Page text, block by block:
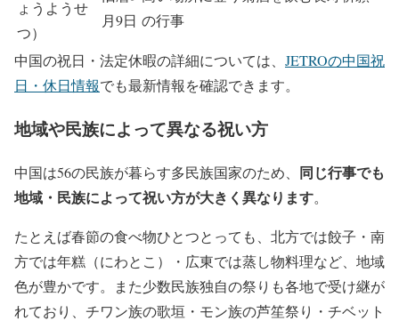
ょうようせ
つ）
月9日 の行事
中国の祝日・法定休暇の詳細については、 JETROの中国祝
日・休日情報でも最新情報を確認できます。
地域や民族によって異なる祝い方
中国は56の民族が暮らす多民族国家のため、 同じ行事でも
地域・民族によって祝い方が大きく異なります。
たとえば春節の食べ物ひとつとっても、北方では餃子・南
方では年糕（にわとこ）・広東では蒸し物料理など、地域
色が豊かです。また少数民族独自の祭りも各地で受け継が
れており、チワン族の歌垣・モン族の芦笙祭り・チベット